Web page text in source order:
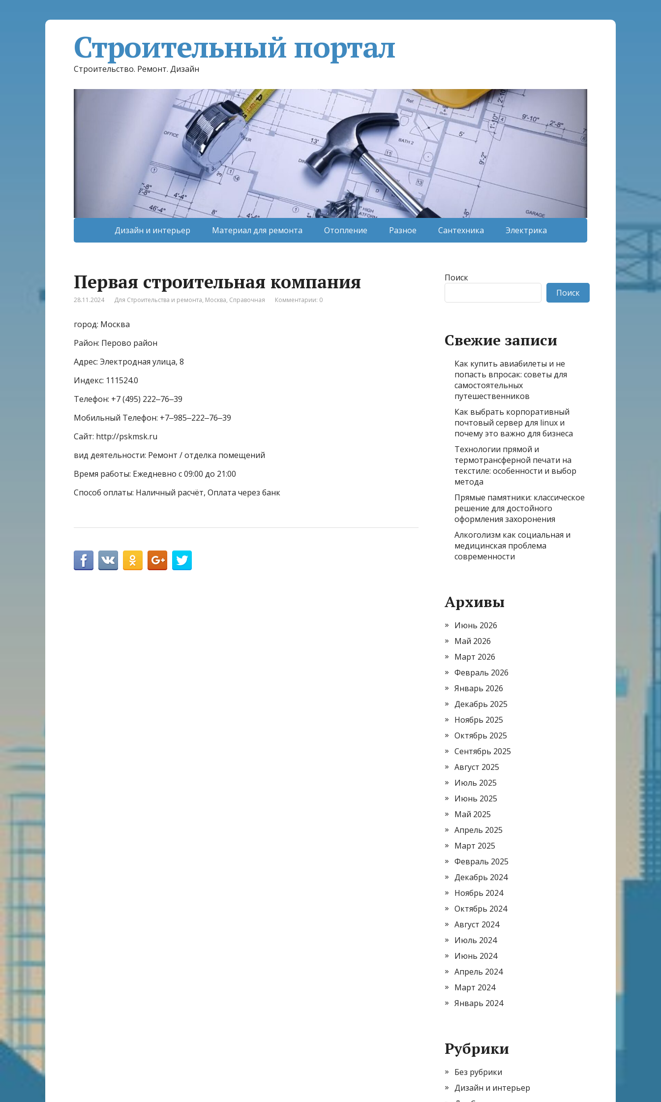
Строительный портал
Строительство. Ремонт. Дизайн
Дизайн и интерьер Материал для ремонта Отопление Разное Сантехника Электрика
Первая строительная компания
28.11.2024 Для Строительства и ремонта, Москва, Справочная Комментарии: 0
город: Москва
Район: Перово район
Адрес: Электродная улица, 8
Индекс: 111524.0
Телефон: +7 (495) 222‒76‒39
Мобильный Телефон: +7‒985‒222‒76‒39
Сайт: http://pskmsk.ru
вид деятельности: Ремонт / отделка помещений
Время работы: Ежедневно с 09:00 до 21:00
Способ оплаты: Наличный расчёт, Оплата через банк
Поиск
Поиск
Свежие записи
Как купить авиабилеты и не
попасть впросак: советы для
самостоятельных
путешественников
Как выбрать корпоративный
почтовый сервер для linux и
почему это важно для бизнеса
Технологии прямой и
термотрансферной печати на
текстиле: особенности и выбор
метода
Прямые памятники: классическое
решение для достойного
оформления захоронения
Алкоголизм как социальная и
медицинская проблема
современности
Архивы
Июнь 2026
Май 2026
Март 2026
Февраль 2026
Январь 2026
Декабрь 2025
Ноябрь 2025
Октябрь 2025
Сентябрь 2025
Август 2025
Июль 2025
Июнь 2025
Май 2025
Апрель 2025
Март 2025
Февраль 2025
Декабрь 2024
Ноябрь 2024
Октябрь 2024
Август 2024
Июль 2024
Июнь 2024
Апрель 2024
Март 2024
Январь 2024
Рубрики
Без рубрики
Дизайн и интерьер